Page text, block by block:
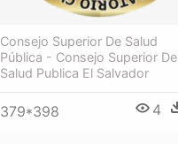
Consejo Superior De Salud
Pública - Consejo Superior De
Salud Publica El Salvador
379*398 4